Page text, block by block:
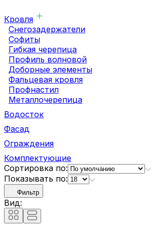
Кровля
Снегозадержатели
Софиты
Гибкая черепица
Профиль волновой
Доборные элементы
Фальцевая кровля
Профнастил
Металлочерепица
Водосток
Фасад
Ограждения
Комплектующие
Сортировка по:
Показывать по:
Фильтр
Вид: